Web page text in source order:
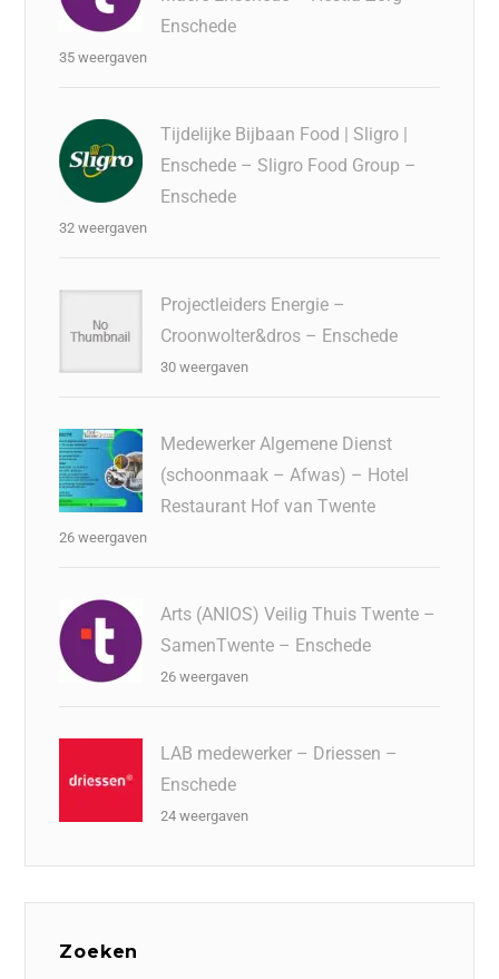
Enschede
35 weergaven
Tijdelijke Bijbaan Food | Sligro |
Enschede – Sligro Food Group –
Enschede
32 weergaven
Projectleiders Energie –
Croonwolter&dros – Enschede
30 weergaven
Medewerker Algemene Dienst
(schoonmaak – Afwas) – Hotel
Restaurant Hof van Twente
26 weergaven
Arts (ANIOS) Veilig Thuis Twente –
SamenTwente – Enschede
26 weergaven
LAB medewerker – Driessen –
Enschede
24 weergaven
Zoeken